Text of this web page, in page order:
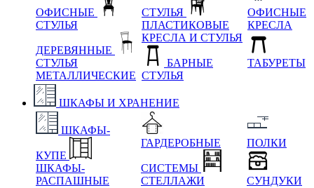
ОФИСНЫЕ
СТУЛЬЯ
ДЕРЕВЯННЫЕ
СТУЛЬЯ
МЕТАЛЛИЧЕСКИЕ
СТУЛЬЯ
ПЛАСТИКОВЫЕ
КРЕСЛА И СТУЛЬЯ
БАРНЫЕ
СТУЛЬЯ
ОФИСНЫЕ
КРЕСЛА
ТАБУРЕТЫ
ШКАФЫ И ХРАНЕНИЕ
ШКАФЫ-
КУПЕ
ШКАФЫ-
РАСПАШНЫЕ
ГАРДЕРОБНЫЕ
СИСТЕМЫ
СТЕЛЛАЖИ
ПОЛКИ
СУНДУКИ